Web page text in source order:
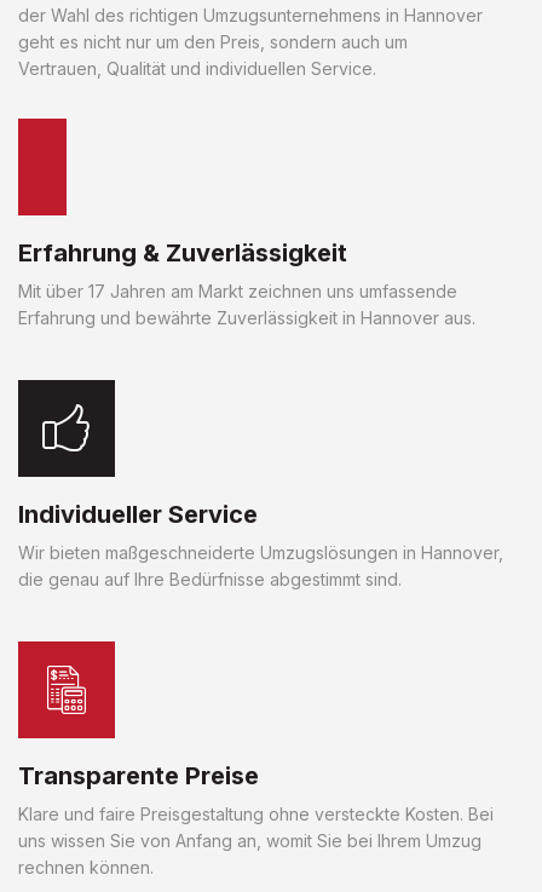
der Wahl des richtigen Umzugsunternehmens in Hannover
geht es nicht nur um den Preis, sondern auch um
Vertrauen, Qualität und individuellen Service.
Erfahrung & Zuverlässigkeit
Mit über 17 Jahren am Markt zeichnen uns umfassende
Erfahrung und bewährte Zuverlässigkeit in Hannover aus.
Individueller Service
Wir bieten maßgeschneiderte Umzugslösungen in Hannover,
die genau auf Ihre Bedürfnisse abgestimmt sind.
Transparente Preise
Klare und faire Preisgestaltung ohne versteckte Kosten. Bei
uns wissen Sie von Anfang an, womit Sie bei Ihrem Umzug
rechnen können.